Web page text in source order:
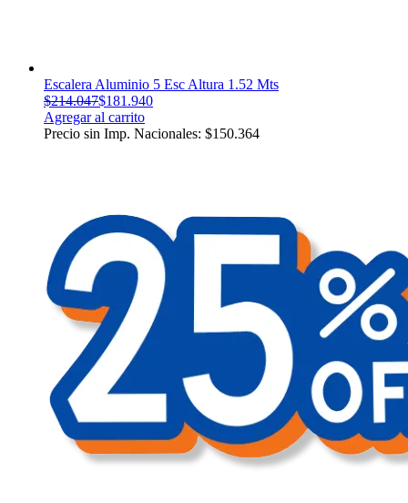
Escalera Aluminio 5 Esc Altura 1.52 Mts
$214.047$181.940
Agregar al carrito
Precio sin Imp. Nacionales: $150.364